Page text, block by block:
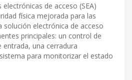
de acceso (SEA)
física mejorada para las
solución electrónica de acceso
principales: un control de
una cerradura
para monitorizar el estado